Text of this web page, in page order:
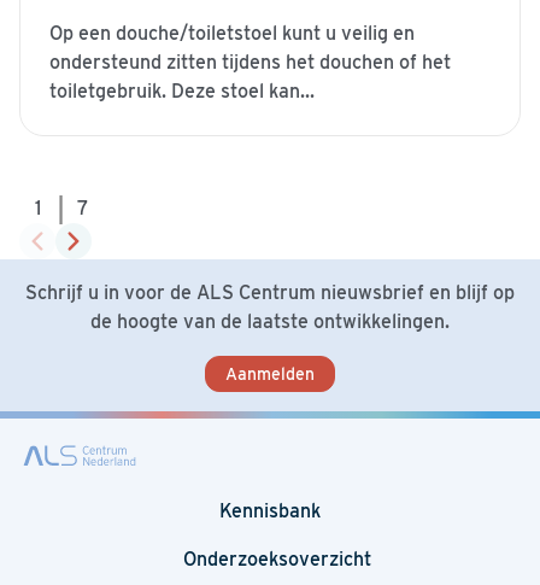
Op een douche/toiletstoel kunt u veilig en
ondersteund zitten tijdens het douchen of het
toiletgebruik. Deze stoel kan...
1 7
Schrijf u in voor de ALS Centrum nieuwsbrief en blijf op
de hoogte van de laatste ontwikkelingen.
Aanmelden
Kennisbank
Onderzoeksoverzicht